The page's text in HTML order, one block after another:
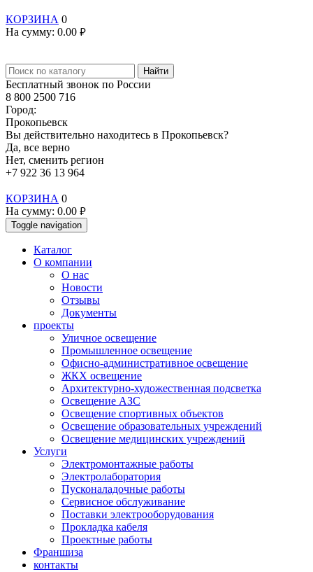
КОРЗИНА 0
На сумму: 0.00 руб.
Найти
Бесплатный звонок по России
8 800 2500 716
Город:
Прокопьевск
Вы действительно находитесь в Прокопьевск?
Да, все верно
Нет, сменить регион
+7 922 36 13 964
КОРЗИНА 0
На сумму: 0.00 руб.
Toggle navigation
Каталог
О компании
О нас
Новости
Отзывы
Документы
проекты
Уличное освещение
Промышленное освещение
Офисно-административное освещение
ЖКХ освещение
Архитектурно-художественная подсветка
Освещение АЗС
Освещение спортивных объектов
Освещение образовательных учреждений
Освещение медицинских учреждений
Услуги
Электромонтажные работы
Электролаборатория
Пусконаладочные работы
Сервисное обслуживание
Поставки электрооборудования
Прокладка кабеля
Проектные работы
Франшиза
контакты